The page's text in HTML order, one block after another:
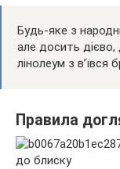
Будь-яке з
але досить дієво,
лінолеум з в’ївся
Правила